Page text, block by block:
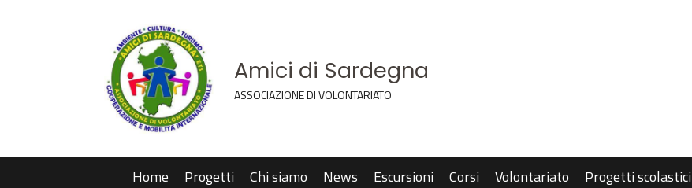
Amici di Sardegna
ASSOCIAZIONE DI VOLONTARIATO
Home Progetti Chi siamo News Escursioni Corsi Volontariato Progetti scolastici